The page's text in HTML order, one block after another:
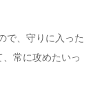
で、守りに入った
常に攻めたいっ